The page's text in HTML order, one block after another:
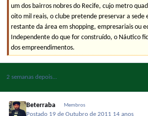
um dos bairros nobres do Recife, cujo metro
oito mil reais, o clube pretende preservar a sede
restante da área em shopping, empresariais ou
Independente do que for construído, o Náutico
dos empreendimentos.
2 semanas depois...
Beterraba Membros
Postado 19 de Outubro de 2011 14 anos